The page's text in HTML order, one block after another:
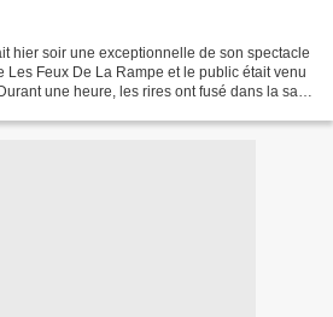
hier soir une exceptionnelle de son spectacle
Les Feux De La Rampe et le public était venu
une heure, les rires ont fusé dans la salle